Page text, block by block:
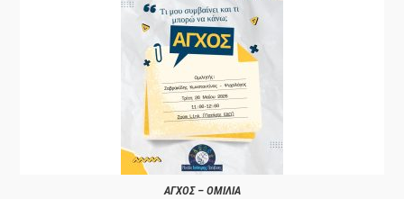
ΑΓΧΟΣ – ΟΜΙΛΙΑ